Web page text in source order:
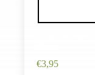
€3,95